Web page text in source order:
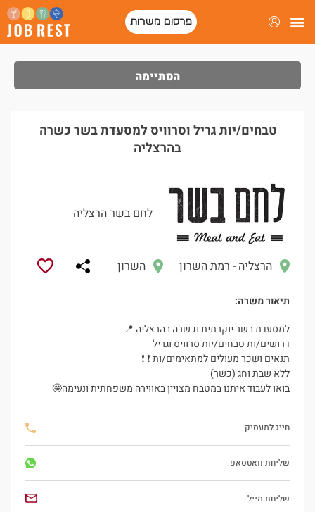
פרסום משרות
הסתיימה
טבחים/יות גריל וסרוויס למסעדת בשר כשרה
בהרצליה
לחם בשר הרצליה
הרצליה - רמת השרון השרון
תיאור משרה:
למסעדת בשר יוקרתית וכשרה בהרצליה 📍
דרושים/ות טבחים/יות סרוויס וגריל
תנאים ושכר מעולים למתאימים/ות ❗ ❗
ללא שבת וחג (כשר)
בואו לעבוד איתנו במטבח מצויין באווירה משפחתית ונעימה🤩
חייג למעסיק
שליחת וואטסאפ
שליחת מייל